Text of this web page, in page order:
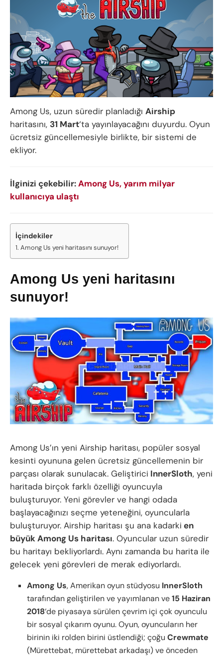
Among Us, uzun süredir planladığı Airship
haritasını, 31 Mart‘ta yayınlayacağını duyurdu. Oyun
ücretsiz güncellemesiyle birlikte, bir sistemi de
ekliyor.
İlginizi çekebilir:Among Us, yarım milyar
kullanıcıya ulaştı
İçindekiler
Among Us yeni haritasını sunuyor!
Among Us yeni haritasını
sunuyor!
Among Us’ın yeni Airship haritası, popüler sosyal
kesinti oyununa gelen ücretsiz güncellemenin bir
parçası olarak sunulacak. Geliştirici InnerSloth, yeni
haritada birçok farklı özelliği oyuncuyla
buluşturuyor. Yeni görevler ve hangi odada
başlayacağınızı seçme yeteneğini, oyuncularla
buluşturuyor. Airship haritası şu ana kadarki en
büyük Among Us haritası. Oyuncular uzun süredir
bu haritayı bekliyorlardı. Aynı zamanda bu harita ile
gelecek yeni görevleri de merak ediyorlardı.
Among Us, Amerikan oyun stüdyosu InnerSloth
tarafından geliştirilen ve yayımlanan ve15 Haziran
2018‘de piyasaya sürülen çevrim içi çok oyunculu
bir sosyal çıkarım oyunu. Oyun, oyuncuların her
birinin iki rolden birini üstlendiği; çoğu Crewmate
(Mürettebat, mürettebat arkadaşı) ve önceden